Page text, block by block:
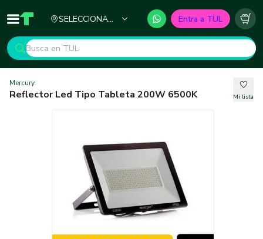
Inicio TUL - Tu Marketplace de Construcción
SELECCIONA
Entra a TUL
Mercury
Reflector Led Tipo Tableta 200W 6500K Mi lista